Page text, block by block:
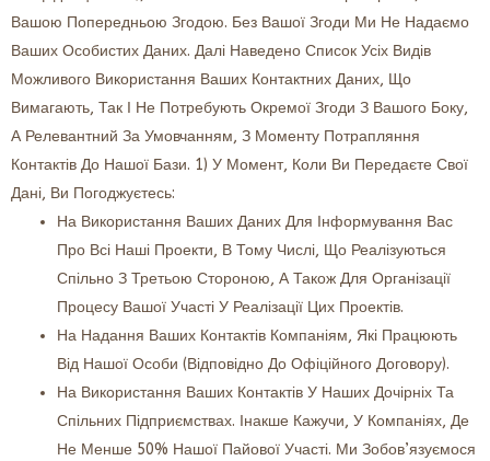
Вашою Попередньою Згодою. Без Вашої Згоди Ми Не Надаємо
Ваших Особистих Даних. Далі Наведено Список Усіх Видів
Можливого Використання Ваших Контактних Даних, Що
Вимагають, Так І Не Потребують Окремої Згоди З Вашого Боку,
А Релевантний За Умовчанням, З Моменту Потрапляння
Контактів До Нашої Бази. 1) У Момент, Коли Ви Передаєте Свої
Дані, Ви Погоджуєтесь:
На Використання Ваших Даних Для Інформування Вас
Про Всі Наші Проекти, В Тому Числі, Що Реалізуються
Спільно З Третьою Стороною, А Також Для Організації
Процесу Вашої Участі У Реалізації Цих Проектів.
На Надання Ваших Контактів Компаніям, Які Працюють
Від Нашої Особи (відповідно До Офіційного Договору).
На Використання Ваших Контактів У Наших Дочірніх Та
Спільних Підприємствах. Інакше Кажучи, У Компаніях, Де
Не Менше 50% Нашої Пайової Участі. Ми Зобов’язуємося